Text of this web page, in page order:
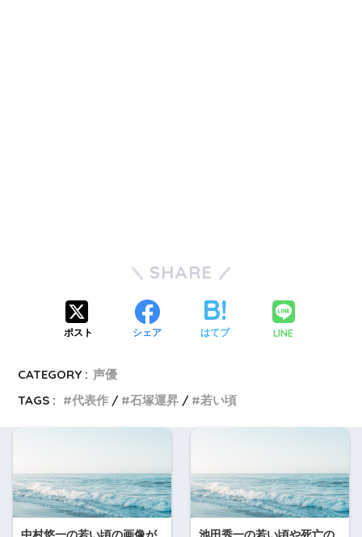
SHARE
ポスト シェア はてブ LINE
CATEGORY : 声優
TAGS :
代表作 石塚運昇 若い頃
中村悠一の若い頃の画像が
池田秀一の若い頃や死亡の